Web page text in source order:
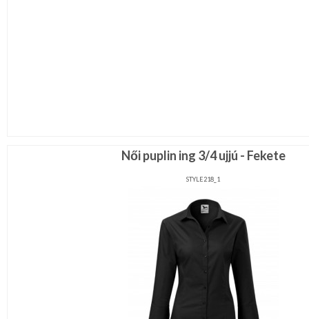
Női puplin ing 3/4 ujjú - Fekete
STYLE218_1